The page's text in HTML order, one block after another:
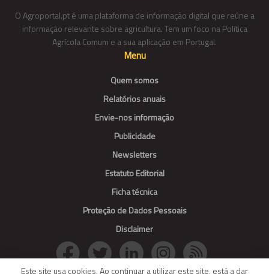
O Agroportal.pt é uma plataforma de informação digital que reúne a
informação relevante sobre agricultura. Tem um foco na Política
Agrícola Comum e a sua aplicação em Portugal.
Menu
Quem somos
Relatórios anuais
Envie-nos informação
Publicidade
Newsletters
Estatuto Editorial
Ficha técnica
Proteção de Dados Pessoais
Disclaimer
Este site usa cookies. Ao continuar a utilizar este site, está a dar